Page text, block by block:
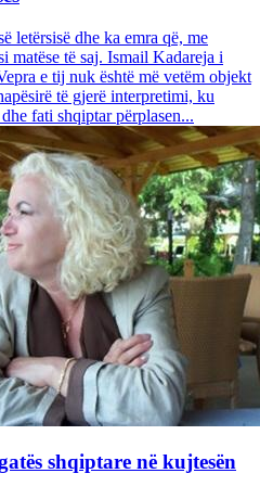
letërsisë dhe ka emra që, me
matëse të saj. Ismail Kadareja i
e tij nuk është më vetëm objekt
të gjerë interpretimi, ku
fati shqiptar përplasen...
shqiptare në kujtesën